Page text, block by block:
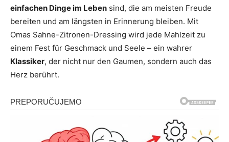
einfachen Dinge im Leben sind, die am meisten Freude
bereiten und am längsten in Erinnerung bleiben. Mit
Omas Sahne-Zitronen-Dressing wird jede Mahlzeit zu
einem Fest für Geschmack und Seele – ein wahrer
Klassiker, der nicht nur den Gaumen, sondern auch das
Herz berührt.